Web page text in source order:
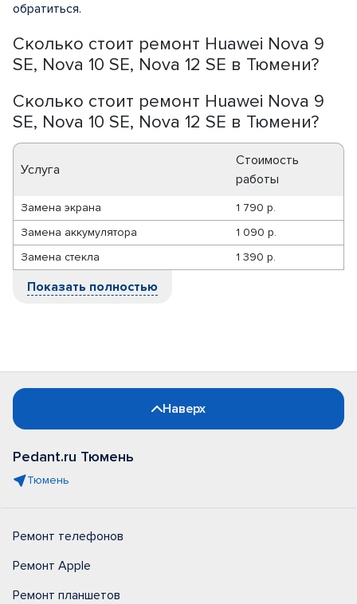
Сколько стоит ремонт Huawei Nova 9
SE, Nova 10 SE, Nova 12 SE в Тюмени?
Сколько стоит ремонт Huawei Nova 9
SE, Nova 10 SE, Nova 12 SE в Тюмени?
Услуга
Стоимость
работы
Замена экрана
1 790 р.
Замена аккумулятора
1 090 р.
Замена стекла
1 390 р.
Показать полностью
обратиться.
Наверх
Pedant.ru Тюмень
Тюмень
Ремонт телефонов
Ремонт Apple
Ремонт планшетов